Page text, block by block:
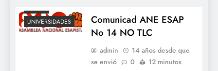
UNIVERSIDADES
Comunicad ANE ESAP
No 14 NO TLC
admin
14 años desde que
se envió
0 12 minutos